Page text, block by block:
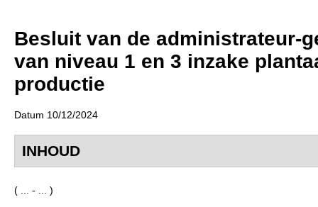
Besluit van de administrateur-
van niveau 1 en 3 inzake
productie
Datum 10/12/2024
INHOUD
( ... - ... )